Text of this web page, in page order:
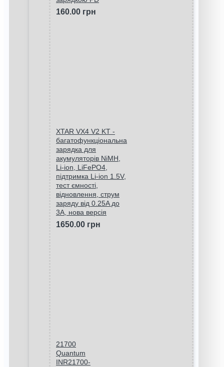
160.00 грн
XTAR VX4 V2 KT -
багатофункціональна
зарядка для
акумуляторів NiMH,
Li-ion, LiFePO4,
підтримка Li-ion 1.5V,
тест ємності,
відновлення, струм
заряду від 0.25A до
3A, нова версія
1650.00 грн
21700
Quantum
INR21700-